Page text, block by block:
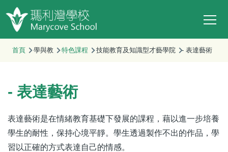
移至主內容
首頁 學與教 特色課程 技能教育及知識型才藝學院 - 表達藝術
- 表達藝術
表達藝術是在情緒教育基礎下發展的課程，藉以進一步培養
學生的耐性，保持心境平靜。學生透過製作不出的作品，學
習以正確的方式表達自己的情感。